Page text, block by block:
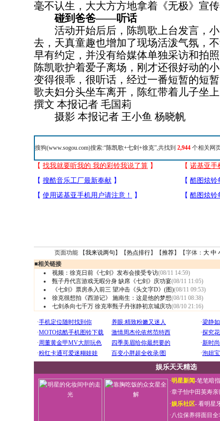
毫不认生，大大方方地拿着《无极》宣
碰到爸爸——听话
活动开始后后，陈凯歌上台发言，小
去，天真童趣也增加了现场活泼气氛，
早有约定，并没有给媒体单独采访和拍
陈凯歌护着爱子离场，刚才还很好动的
变得很乖，很听话，经过一番短暂的短
歌夫妇分头坐车离开，陈红带着儿子坐
撰文 本报记者 毛国莉
摄影 本报记者 王小鱼 杨晓帆
搜狗(www.sogou.com)搜索:“陈凯歌+七剑+徐克”,共找到 2,944 个相关网
页面功能 【我来说两句 】【热点排行】【推荐】【字体： 大 中
■相关链接
视频：徐克日前《七剑》发布会接受专访(08/11 14:59)
甄子丹代言游戏无暇分身 缺席《七剑》庆功宴(08/11 11:05)
《七剑》票房杀入前三 望冲击《头文字D》(图)(08/11 09:53)
徐克很想拍《西游记》 施南生：这是他的梦想(08/11 08:38)
七剑杀向七千万 徐克率甄子丹张静初京城庆功(08/10 21:16)
娱乐天天精选
·明星新闻-笔笔暗
·章子怡中田英寿亲
·娱乐社区- 看明星
·八位保养得面目